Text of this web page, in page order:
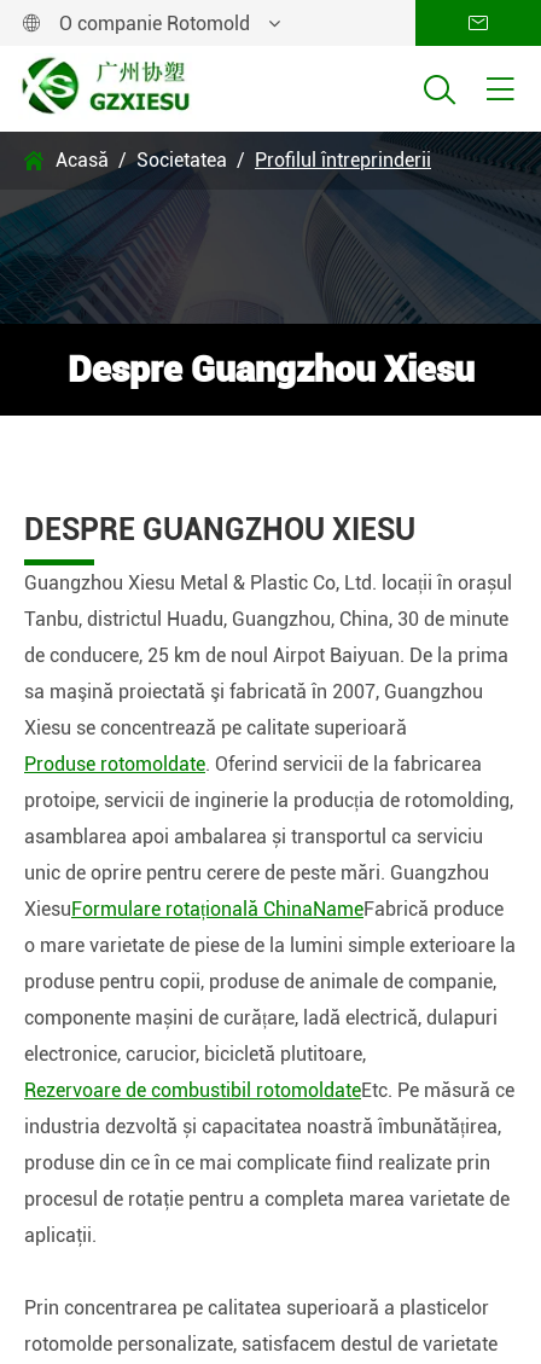
 O companie Rotomold 
 
Despre Guangzhou Xiesu
 Acasă Societatea Profilul întreprinderii
DESPRE GUANGZHOU XIESU
Guangzhou Xiesu Metal & Plastic Co, Ltd. locații în orașul
Tanbu, districtul Huadu, Guangzhou, China, 30 de minute
de conducere, 25 km de noul Airpot Baiyuan. De la prima
sa maşină proiectată şi fabricată în 2007, Guangzhou
Xiesu se concentrează pe calitate superioară
Produse rotomoldate. Oferind servicii de la fabricarea
protoipe, servicii de inginerie la producția de rotomolding,
asamblarea apoi ambalarea și transportul ca serviciu
unic de oprire pentru cerere de peste mări. Guangzhou
XiesuFormulare rotațională ChinaNameFabrică produce
o mare varietate de piese de la lumini simple exterioare la
produse pentru copii, produse de animale de companie,
componente mașini de curățare, ladă electrică, dulapuri
electronice, carucior, bicicletă plutitoare,
Rezervoare de combustibil rotomoldateEtc. Pe măsură ce
industria dezvoltă și capacitatea noastră îmbunătățirea,
produse din ce în ce mai complicate fiind realizate prin
procesul de rotaţie pentru a completa marea varietate de
aplicaţii.
Prin concentrarea pe calitatea superioară a plasticelor
rotomolde personalizate, satisfacem destul de varietate